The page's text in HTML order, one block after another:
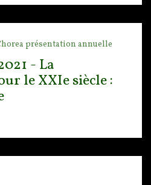
présentation annuelle
- La
le XXIe siècle :